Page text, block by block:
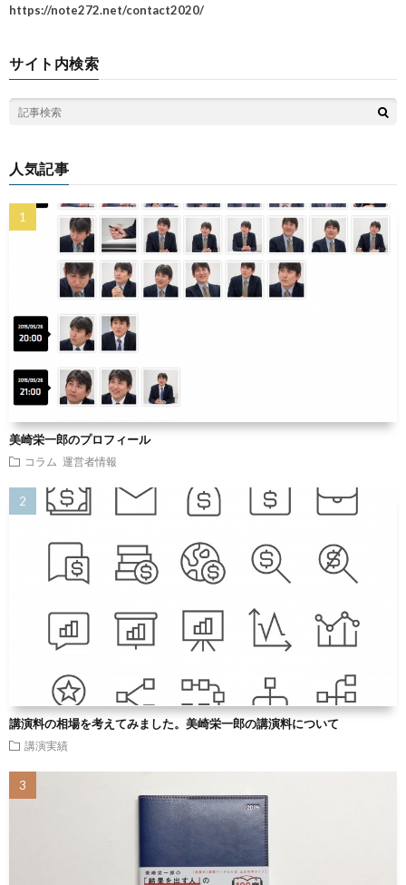
https://note272.net/contact2020/
サイト内検索
人気記事
美崎栄一郎のプロフィール
コラム 運営者情報
講演料の相場を考えてみました。美崎栄一郎の講演料について
講演実績